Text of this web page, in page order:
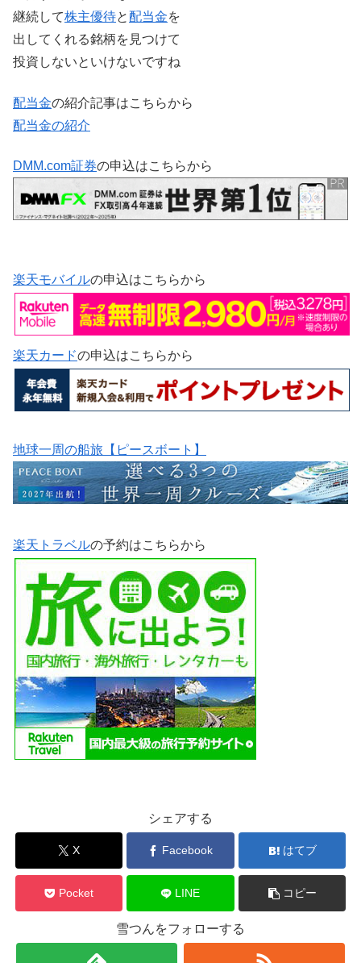
継続して株主優待と配当金を
出してくれる銘柄を見つけて
投資しないといけないですね
配当金の紹介記事はこちらから
配当金の紹介
DMM.com証券の申込はこちらから
楽天モバイルの申込はこちらから
楽天カードの申込はこちらから
地球一周の船旅【ピースボート】
楽天トラベルの予約はこちらから
シェアする
X Facebook はてブ
Pocket LINE コピー
雪つんをフォローする